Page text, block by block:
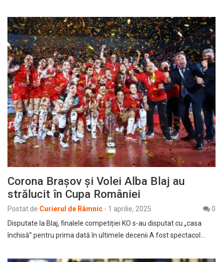
Corona Brașov și Volei Alba Blaj au
strălucit în Cupa României
Postat de Curierul de Râmnic - 1 aprilie, 2025
0
Disputate la Blaj, finalele competiției KO s-au disputat cu „casa
închisă” pentru prima dată în ultimele decenii A fost spectacol…